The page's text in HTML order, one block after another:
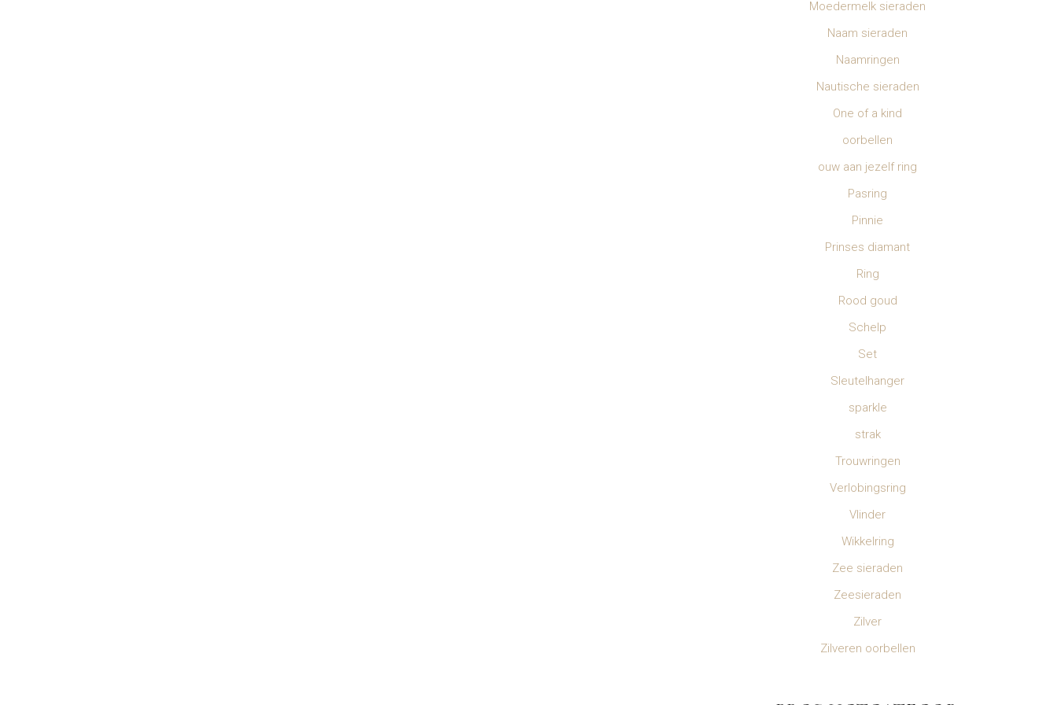
Moedermelk sieraden
Naam sieraden
Naamringen
Nautische sieraden
One of a kind
oorbellen
ouw aan jezelf ring
Pasring
Pinnie
Prinses diamant
Ring
Rood goud
Schelp
Set
Sleutelhanger
sparkle
strak
Trouwringen
Verlobingsring
Vlinder
Wikkelring
Zee sieraden
Zeesieraden
Zilver
Zilveren oorbellen